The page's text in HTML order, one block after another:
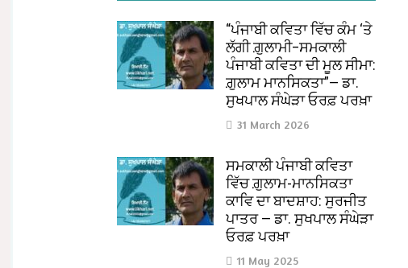
“ਪੰਜਾਬੀ ਕਵਿਤਾ ਵਿੱਚ ਕੰਮ ‘ਤੇ
ਲੱਗੀ ਗ਼ੁਲਾਮੀ–ਸਮਕਾਲੀ
ਪੰਜਾਬੀ ਕਵਿਤਾ ਦੀ ਮੂਲ ਸੀਮਾ:
ਗ਼ੁਲਾਮ ਮਾਨਸਿਕਤਾ”— ਡਾ.
ਸੁਖਪਾਲ ਸੰਘੇੜਾ ਓਰਫ਼ ਪਰਖ਼ਾ
31 March 2026
ਸਮਕਾਲੀ ਪੰਜਾਬੀ ਕਵਿਤਾ
ਵਿੱਚ ਗ਼ੁਲਾਮ-ਮਾਨਸਿਕਤਾ
ਕਾਵਿ ਦਾ ਬਾਦਸ਼ਾਹ: ਸੁਰਜੀਤ
ਪਾਤਰ — ਡਾ. ਸੁਖਪਾਲ ਸੰਘੇੜਾ
ਓਰਫ਼ ਪਰਖ਼ਾ
11 May 2025